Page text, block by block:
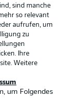
und dann geht
der sieht den
Seite. Die flache
per
Schlappen in
gespielt.
sind manche
so relevant
aufrufen, um
zu
Ihre
Weitere
um Folgendes